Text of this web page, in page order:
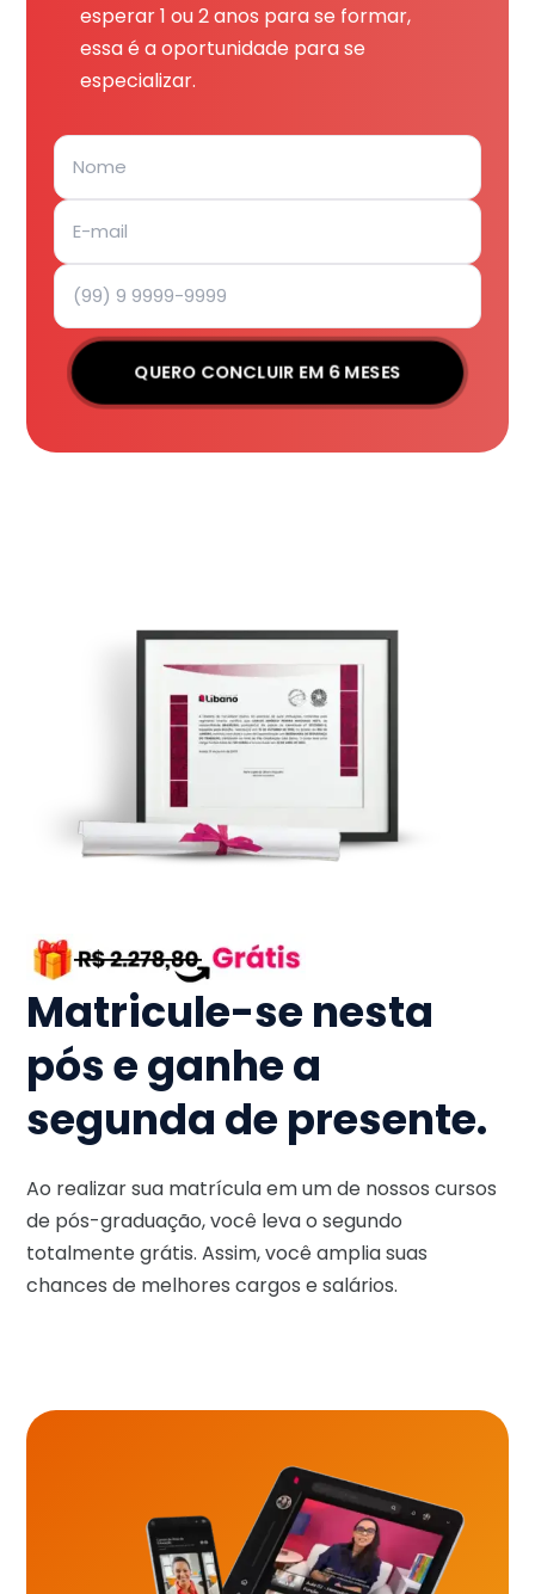
esperar 1 ou 2 anos para se formar,
essa é a oportunidade para se
especializar.
QUERO CONCLUIR EM 6 MESES
Matricule-se nesta
pós e ganhe a
segunda de presente.
Ao realizar sua matrícula em um de nossos cursos
de pós-graduação, você leva o segundo
totalmente grátis. Assim, você amplia suas
chances de melhores cargos e salários.